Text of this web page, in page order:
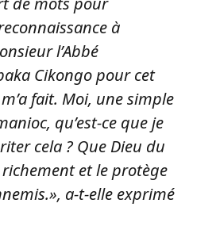
à
l’Abbé
Cikongo pour cet
fait. Moi, une simple
qu’est-ce que je
cela ? Que Dieu du
richement et le protège
a-t-elle exprimé